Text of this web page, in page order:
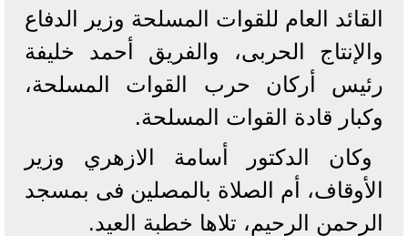
القائد العام للقوات المسلحة وزير الدفاع
والإنتاج الحربى، والفريق أحمد خليفة
رئيس أركان حرب القوات المسلحة،
وكبار قادة القوات المسلحة.
وكان الدكتور أسامة الازهري وزير
الأوقاف، أم الصلاة بالمصلين فى بمسجد
الرحمن الرحيم، تلاها خطبة العيد.